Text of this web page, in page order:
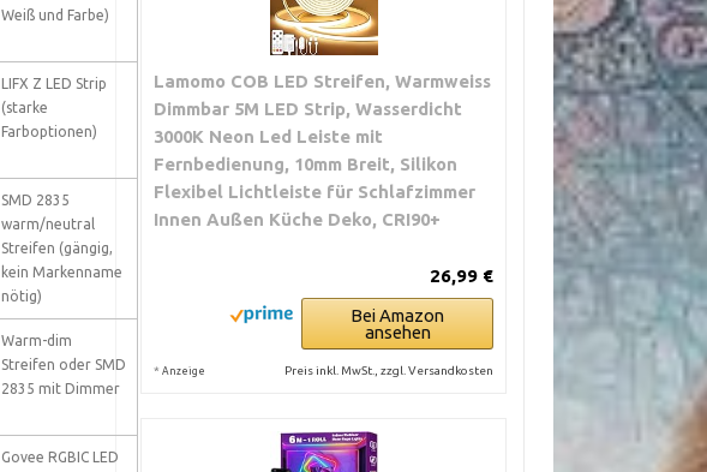
Weiß und Farbe)
LIFX Z LED Strip
(starke
Farboptionen)
SMD 2835
warm/neutral
Streifen (gängig,
kein Markenname
nötig)
Warm-dim
Streifen oder SMD
2835 mit Dimmer
Govee RGBIC LED
Lamomo COB LED Streifen, Warmweiss
Dimmbar 5M LED Strip, Wasserdicht
3000K Neon Led Leiste mit
Fernbedienung, 10mm Breit, Silikon
Flexibel Lichtleiste für Schlafzimmer
Innen Außen Küche Deko, CRI90+
26,99 €
Bei Amazon
ansehen
* Anzeige Preis inkl. MwSt., zzgl. Versandkosten